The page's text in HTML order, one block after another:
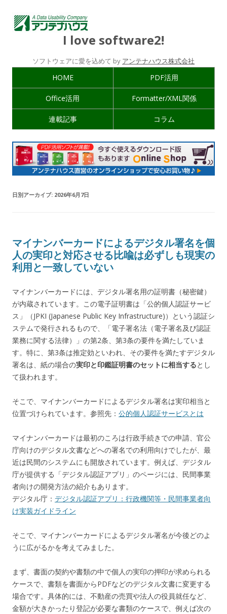
I love software2!
ソフトウェアに愛を込めて by アンテナハウス株式会社
HOME PDF活用
Office活用 Formatter/XML関係
連載記事 コラム
日別アーカイブ: 2026年6月7日
マイナンバーカードによるデジタル署名を個
人の実印と対応させる比喩は必ずしも現実の
利用と一致していない
マイナンバーカードには、デジタル署名用の証明書（秘密鍵）
が内蔵されています。この電子証明書は「公的個人認証サービ
ス」（JPKI (Japanese Public Key Infrastructure)）という認証シ
ステムで発行されるもので、「電子署名法（電子署名及び認証
業務に関する法律）」の第2条、第3条の要件を満たしていま
す。特に、第3条は推定効といわれ、その要件を満たすデジタル
署名は、紙の場合の実印と印鑑証明書のセットに相当するとし
て扱われます。
そこで、マイナンバーカードによるデジタル署名は実印相当と
位置づけられています。参照先： 公的個人認証サービスとは
マイナンバーカードは最初のころは行政手続きでの申請、官公
庁向けのデジタル文書などへの署名での利用向けでしたが、最
近は民間のシステムにも開放されています。例えば、デジタル
庁が提供する「デジタル認証アプリ」のページには、民間事業
者向けの開発方法の紹介もあります。
デジタル庁： デジタル認証アプリ：行政機関等・民間事業者向
け実装ガイドライン
そこで、マイナンバーカードによるデジタル署名が今後どのよ
うに広がるかを考えてみました。
まず、書面の契約や書類の中で個人の実印の押印が求められる
ケースで、書類を書面からPDFなどのデジタル文書に変更する
場合です。具体的には、不動産の売買や法人の役員就任など、
金額が大きかったり登記が必要な書類のケースで、例えば次の